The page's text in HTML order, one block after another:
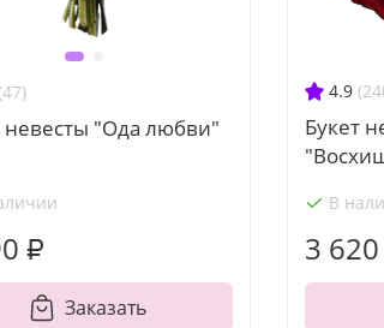
невесты "Ода любви"
₽
Заказать
4.9
Букет
В
3